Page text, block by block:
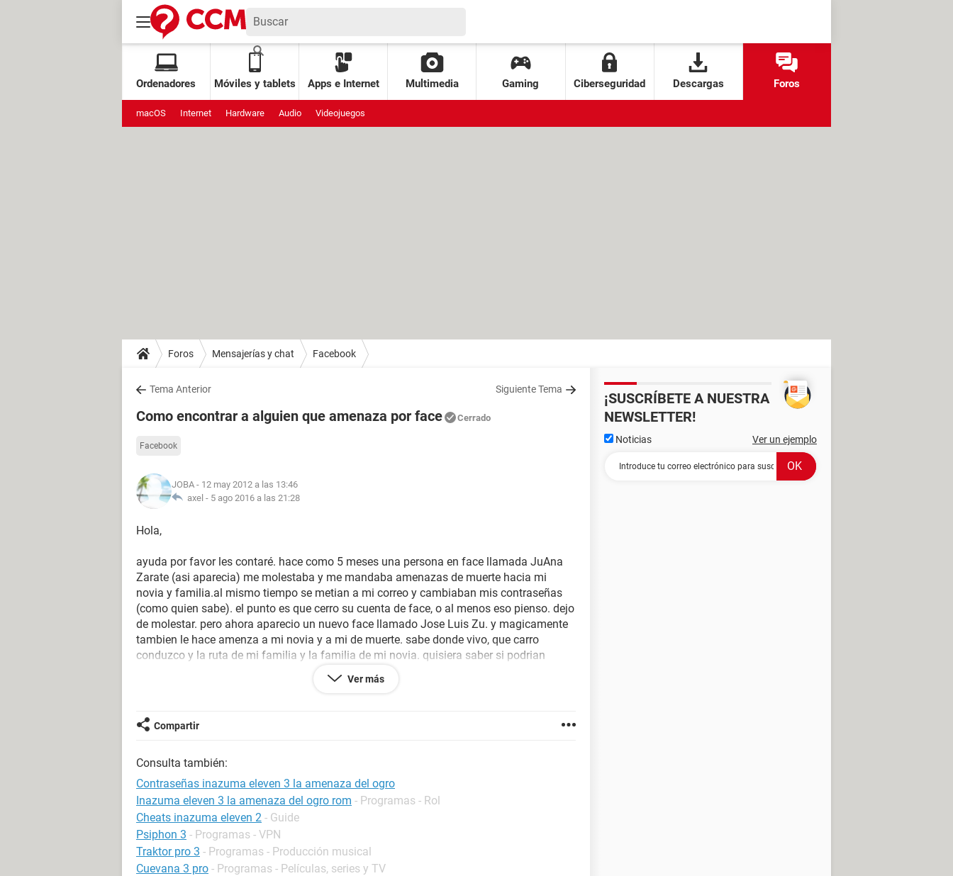
Ordenadores Móviles y tablets Apps e Internet Multimedia Gaming Ciberseguridad Descargas Foros
macOS Internet Hardware Audio Videojuegos
Foros Mensajerías y chat Facebook
Tema Anterior Siguiente Tema
Como encontrar a alguien que amenaza por face Cerrado
Facebook
JOBA - 12 may 2012 a las 13:46
axel - 5 ago 2016 a las 21:28
Hola,
ayuda por favor les contaré. hace como 5 meses una persona en face llamada JuAna
Zarate (asi aparecia) me molestaba y me mandaba amenazas de muerte hacia mi
novia y familia.al mismo tiempo se metian a mi correo y cambiaban mis contraseñas
(como quien sabe). el punto es que cerro su cuenta de face, o al menos eso pienso. dejo
de molestar. pero ahora aparecio un nuevo face llamado Jose Luis Zu. y magicamente
tambien le hace amenza a mi novia y a mi de muerte. sabe donde vivo, que carro
conduzco y la ruta de mi familia y la familia de mi novia. quisiera saber si podrian
ni yo. per oesa persona agrego a 15 de mis amigos y como 20 de mi novia. y manda
por favor si alguien sabe como puedo hubicar a esa persona fisicamente. por que
URGENTE
Ver más
Compartir
Consulta también:
Contraseñas inazuma eleven 3 la amenaza del ogro
Inazuma eleven 3 la amenaza del ogro rom - Programas - Rol
Cheats inazuma eleven 2 - Guide
Psiphon 3 - Programas - VPN
Traktor pro 3 - Programas - Producción musical
Cuevana 3 pro - Programas - Películas, series y TV
¡SUSCRÍBETE A NUESTRA
NEWSLETTER!
Noticias Ver un ejemplo